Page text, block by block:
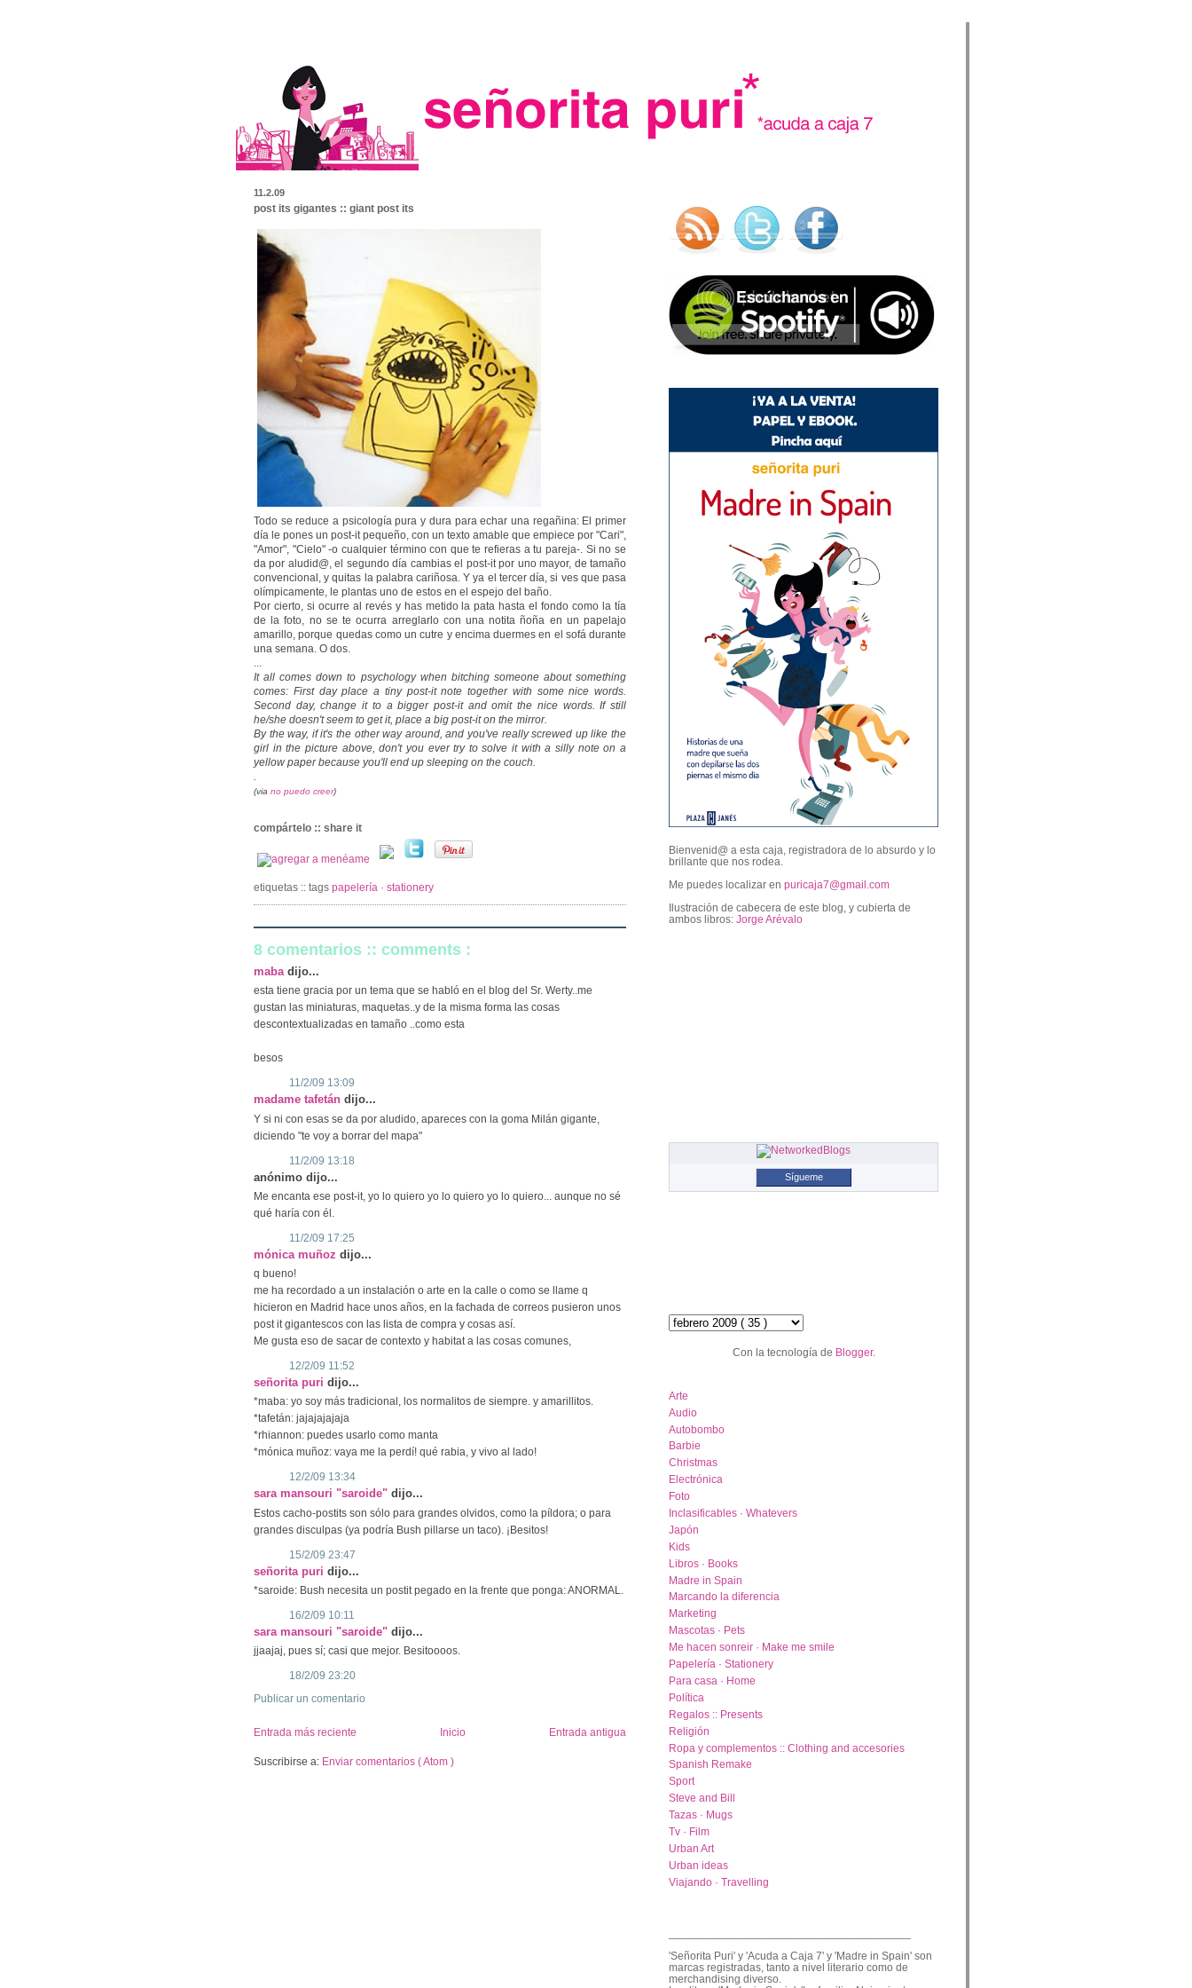
11.2.09
post its gigantes :: giant post its
Todo se reduce a psicología pura y dura para echar una regañina: El primer
día le pones un post-it pequeño, con un texto amable que empiece por "Cari",
"Amor", "Cielo" -o cualquier término con que te refieras a tu pareja-. Si no se
da por aludid@, el segundo día cambias el post-it por uno mayor, de tamaño
convencional, y quitas la palabra cariñosa. Y ya el tercer día, si ves que pasa
olímpicamente, le plantas uno de estos en el espejo del baño.
Por cierto, si ocurre al revés y has metido la pata hasta el fondo como la tía
de la foto, no se te ocurra arreglarlo con una notita ñoña en un papelajo
amarillo, porque quedas como un cutre y encima duermes en el sofá durante
una semana. O dos.
...
It all comes down to psychology when bitching someone about something
comes: First day place a tiny post-it note together with some nice words.
Second day, change it to a bigger post-it and omit the nice words. If still
he/she doesn't seem to get it, place a big post-it on the mirror.
By the way, if it's the other way around, and you've really screwed up like the
girl in the picture above, don't you ever try to solve it with a silly note on a
yellow paper because you'll end up sleeping on the couch.
.
(via no puedo creer)
compártelo :: share it
etiquetas :: tags papelería · stationery
8 comentarios :: comments :
maba dijo...
esta tiene gracia por un tema que se habló en el blog del Sr. Werty..me
gustan las miniaturas, maquetas..y de la misma forma las cosas
descontextualizadas en tamaño ..como esta
besos
11/2/09 13:09
madame tafetán dijo...
Y si ni con esas se da por aludido, apareces con la goma Milán gigante,
diciendo "te voy a borrar del mapa"
11/2/09 13:18
anónimo dijo...
Me encanta ese post-it, yo lo quiero yo lo quiero yo lo quiero... aunque no sé
qué haría con él.
11/2/09 17:25
mónica muñoz dijo...
q bueno!
me ha recordado a un instalación o arte en la calle o como se llame q
hicieron en Madrid hace unos años, en la fachada de correos pusieron unos
post it gigantescos con las lista de compra y cosas así.
Me gusta eso de sacar de contexto y habitat a las cosas comunes,
12/2/09 11:52
señorita puri dijo...
*maba: yo soy más tradicional, los normalitos de siempre. y amarillitos.
*tafetán: jajajajajaja
*rhiannon: puedes usarlo como manta
*mónica muñoz: vaya me la perdí! qué rabia, y vivo al lado!
12/2/09 13:34
sara mansouri "saroide" dijo...
Estos cacho-postits son sólo para grandes olvidos, como la píldora; o para
grandes disculpas (ya podría Bush pillarse un taco). ¡Besitos!
15/2/09 23:47
señorita puri dijo...
*saroide: Bush necesita un postit pegado en la frente que ponga: ANORMAL.
16/2/09 10:11
sara mansouri "saroide" dijo...
jjaajaj, pues sí; casi que mejor. Besitoooos.
18/2/09 23:20
Publicar un comentario
Entrada más reciente Entrada antigua
Inicio
Suscribirse a: Enviar comentarios ( Atom )
Bienvenid@ a esta caja, registradora de lo absurdo y lo
brillante que nos rodea.
Me puedes localizar en puricaja7@gmail.com
Ilustración de cabecera de este blog, y cubierta de
ambos libros: Jorge Arévalo
Sígueme
Con la tecnología de Blogger.
Arte
Audio
Autobombo
Barbie
Christmas
Electrónica
Foto
Inclasificables · Whatevers
Japón
Kids
Libros · Books
Madre in Spain
Marcando la diferencia
Marketing
Mascotas · Pets
Me hacen sonreir · Make me smile
Papelería · Stationery
Para casa · Home
Política
Regalos :: Presents
Religión
Ropa y complementos :: Clothing and accesories
Spanish Remake
Sport
Steve and Bill
Tazas · Mugs
Tv · Film
Urban Art
Urban ideas
Viajando · Travelling
'Señorita Puri' y 'Acuda a Caja 7' y 'Madre in Spain' son
marcas registradas, tanto a nivel literario como de
merchandising diverso.